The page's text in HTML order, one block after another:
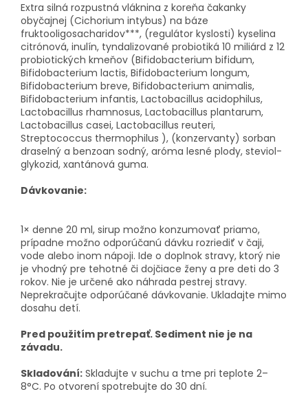
Extra silná rozpustná vláknina z koreňa čakanky
obyčajnej (Cichorium intybus) na báze
fruktooligosacharidov***, (regulátor kyslosti) kyselina
citrónová, inulín, tyndalizované probiotiká 10 miliárd z 12
probiotických kmeňov (Bifidobacterium bifidum,
Bifidobacterium lactis, Bifidobacterium longum,
Bifidobacterium breve, Bifidobacterium animalis,
Bifidobacterium infantis, Lactobacillus acidophilus,
Lactobacillus rhamnosus, Lactobacillus plantarum,
Lactobacillus casei, Lactobacillus reuteri,
Streptococcus thermophilus ), (konzervanty) sorban
draselný a benzoan sodný, aróma lesné plody, steviol-
glykozid, xantánová guma.
Dávkovanie:
1× denne 20 ml, sirup možno konzumovať priamo,
prípadne možno odporúčanú dávku rozriediť v čaji,
vode alebo inom nápoji. Ide o doplnok stravy, ktorý nie
je vhodný pre tehotné či dojčiace ženy a pre deti do 3
rokov. Nie je určené ako náhrada pestrej stravy.
Neprekračujte odporúčané dávkovanie. Ukladajte mimo
dosahu detí.
Pred použitím pretrepať. Sediment nie je na
závadu.
Skladování: Skladujte v suchu a tme pri teplote 2–
8°C. Po otvorení spotrebujte do 30 dní.